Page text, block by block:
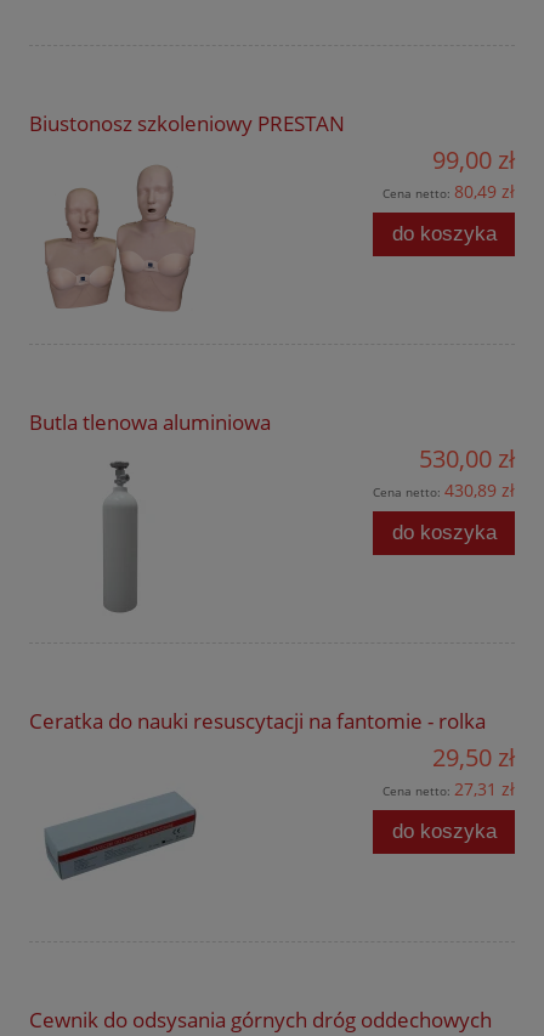
Biustonosz szkoleniowy PRESTAN
99,00 zł
Cena netto: 80,49 zł
do koszyka
Butla tlenowa aluminiowa
530,00 zł
Cena netto: 430,89 zł
do koszyka
Ceratka do nauki resuscytacji na fantomie - rolka
29,50 zł
Cena netto: 27,31 zł
do koszyka
Cewnik do odsysania górnych dróg oddechowych